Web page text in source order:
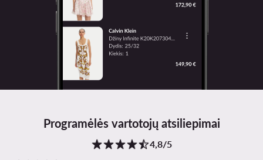
Programėlės vartotojų atsiliepimai
4,8/5